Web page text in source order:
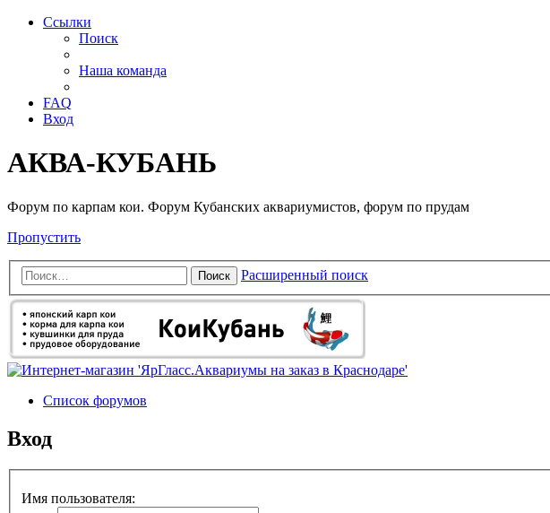
Ссылки
Поиск
Наша команда
FAQ
Вход
АКВА-КУБАНЬ
Форум по карпам кои. Форум Кубанских аквариумистов, форум по прудам
Пропустить
Поиск Расширенный поиск
Список форумов
Вход
Имя пользователя: